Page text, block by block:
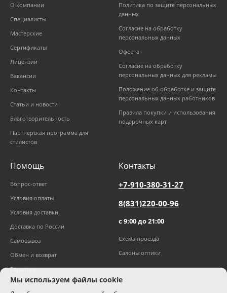
О компании
Специалисты
Мастерские
Сертификаты
Лицензии
Вакансии
Контакты
Статьи и новости
Благотворительность
Партнерская программа для
стилистов
Политика по защите персональных
данных
Согласие на обработку
персональных данных
Оферта
Согласие на обработку
персональных данных для рекламы
Положение об обработке и защите
персональных данных работников
Правила покупки и использования
подарочных карт
Помощь
Вопрос-ответ
Условия оплаты
Условия доставки
Доставка по России
Самовывоз
Обмен и возврат
Гарантии
Контакты
+7-910-380-31-27
8(831)220-00-96
с 9:00 до 21:00
Схема проезда
Салоны оптики
Мы используем файлы cookie